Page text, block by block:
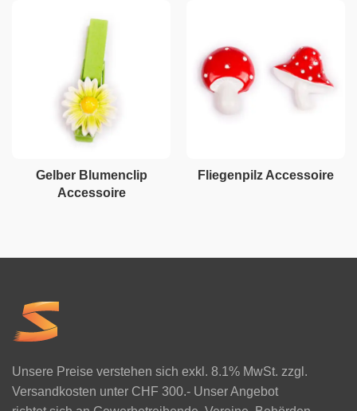
Gelber Blumenclip
Accessoire
Fliegenpilz Accessoire
Unsere Preise verstehen sich exkl. 8.1% MwSt. zzgl.
Versandkosten unter CHF 300.- Unser Angebot